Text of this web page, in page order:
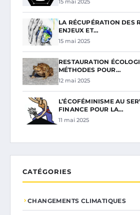
LA RÉCUPÉRATION DES
ENJEUX ET…
15 mai 2025
RESTAURATION
MÉTHODES POUR…
12 mai 2025
L’ÉCOFÉMINISME AU
FINANCE POUR LA…
11 mai 2025
CATÉGORIES
CHANGEMENTS CLIMATIQUES